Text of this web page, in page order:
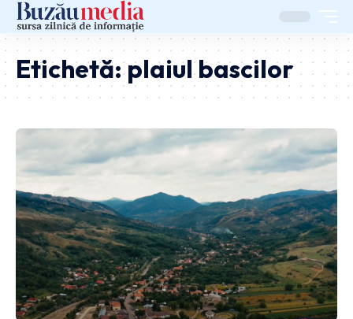
Etichetă:plaiul bascilor